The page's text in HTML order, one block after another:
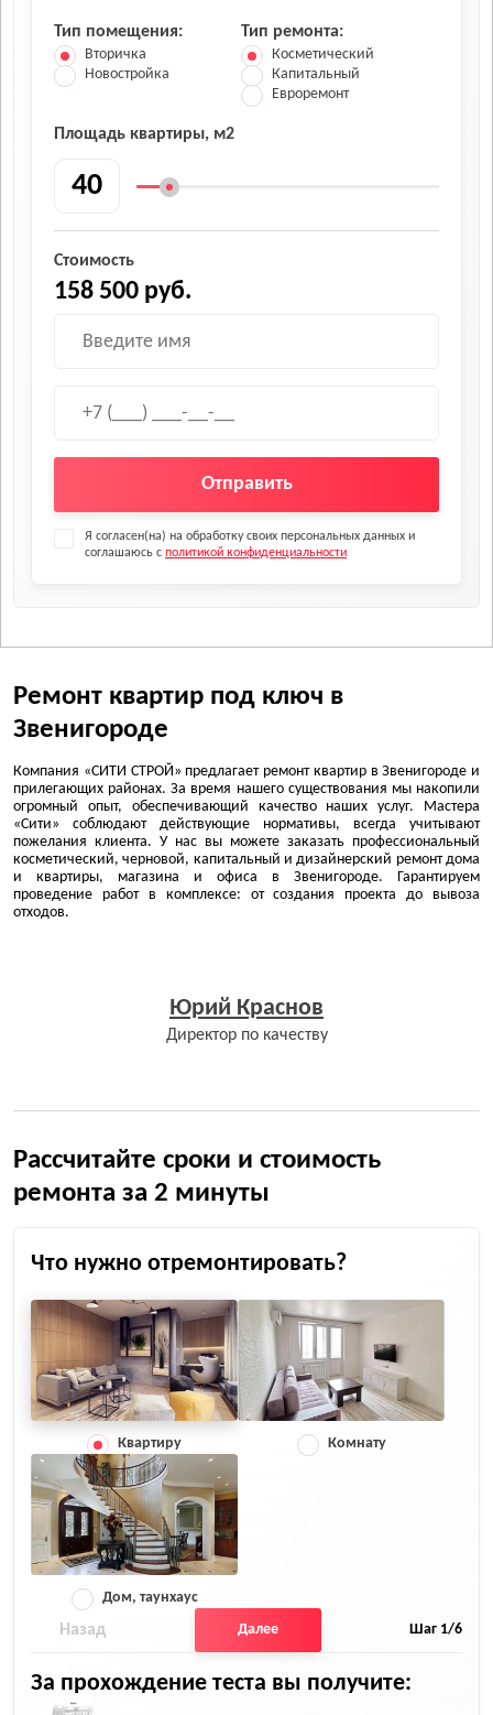
Тип помещения:
Вторичка
Новостройка
Тип ремонта:
Косметический
Капитальный
Евроремонт
Площадь квартиры, м2
Стоимость
158 500 руб.
Отправить
Я согласен(на) на обработку своих персональных данных и
соглашаюсь с политикой конфиденциальности
Ремонт квартир под ключ в
Звенигороде
Компания «СИТИ СТРОЙ» предлагает ремонт квартир в Звенигороде и
прилегающих районах. За время нашего существования мы накопили
огромный опыт, обеспечивающий качество наших услуг. Мастера
«Сити» соблюдают действующие нормативы, всегда учитывают
пожелания клиента. У нас вы можете заказать профессиональный
косметический, черновой, капитальный и дизайнерский ремонт дома
и квартиры, магазина и офиса в Звенигороде. Гарантируем
проведение работ в комплексе: от создания проекта до вывоза
отходов.
Юрий Краснов
Директор по качеству
Рассчитайте сроки и стоимость
ремонта за 2 минуты
Что нужно отремонтировать?
Квартиру Комнату
Дом, таунхаус
Назад Далее Шаг 1/6
За прохождение теста вы получите: